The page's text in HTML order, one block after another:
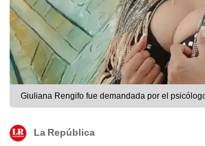
Giuliana Rengifo fue demandada por el
La República